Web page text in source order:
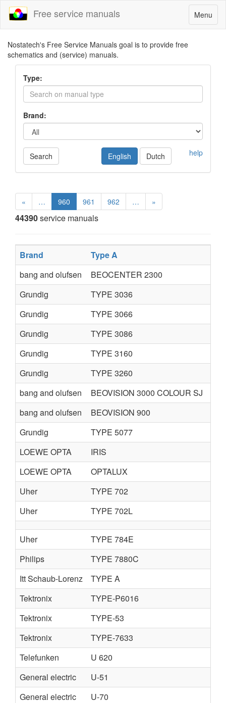
Toggle
navigation
Menu
Free service manuals
Nostatech's Free Service Manuals goal is to provide free
schematics and (service) manuals.
Type:
Brand:
Search help
English Dutch
« … 960 961 962 … »
44390service manuals
Brand Type A
bang and olufsen
BEOCENTER 2300
Grundig
TYPE 3036
Grundig
TYPE 3066
Grundig
TYPE 3086
Grundig
TYPE 3160
Grundig
TYPE 3260
bang and olufsen
BEOVISION 3000 COLOUR SJ
bang and olufsen
BEOVISION 900
Grundig
TYPE 5077
LOEWE OPTA
IRIS
LOEWE OPTA
OPTALUX
Uher
TYPE 702
Uher
TYPE 702L
Uher TYPE 784E
Philips
TYPE 7880C
Itt Schaub-Lorenz
TYPE A
Tektronix
TYPE-P6016
Tektronix
TYPE-53
Tektronix
TYPE-7633
Telefunken
U 620
General electric
U-51
General electric
U-70